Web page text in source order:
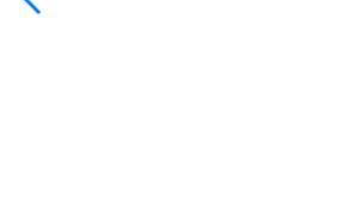
石井塾の短期集中プログラムに興味を持